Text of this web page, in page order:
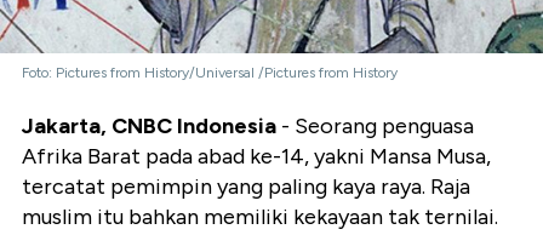
Foto: Pictures from History/Universal /Pictures from History
Jakarta, CNBC Indonesia - Seorang penguasa
Afrika Barat pada abad ke-14, yakni Mansa Musa,
tercatat pemimpin yang paling kaya raya. Raja
muslim itu bahkan memiliki kekayaan tak ternilai.